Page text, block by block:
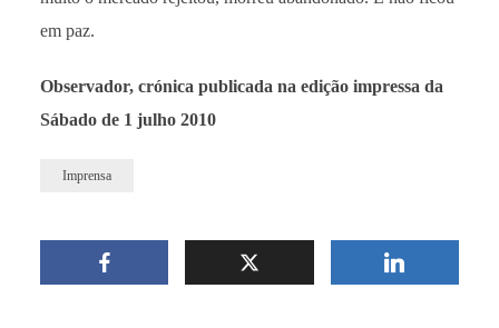
em paz.
Observador, crónica publicada na edição impressa da
Sábado de 1 julho 2010
Imprensa